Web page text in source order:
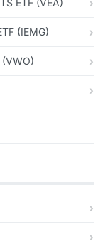
ETF (VEA)
(IEMG)